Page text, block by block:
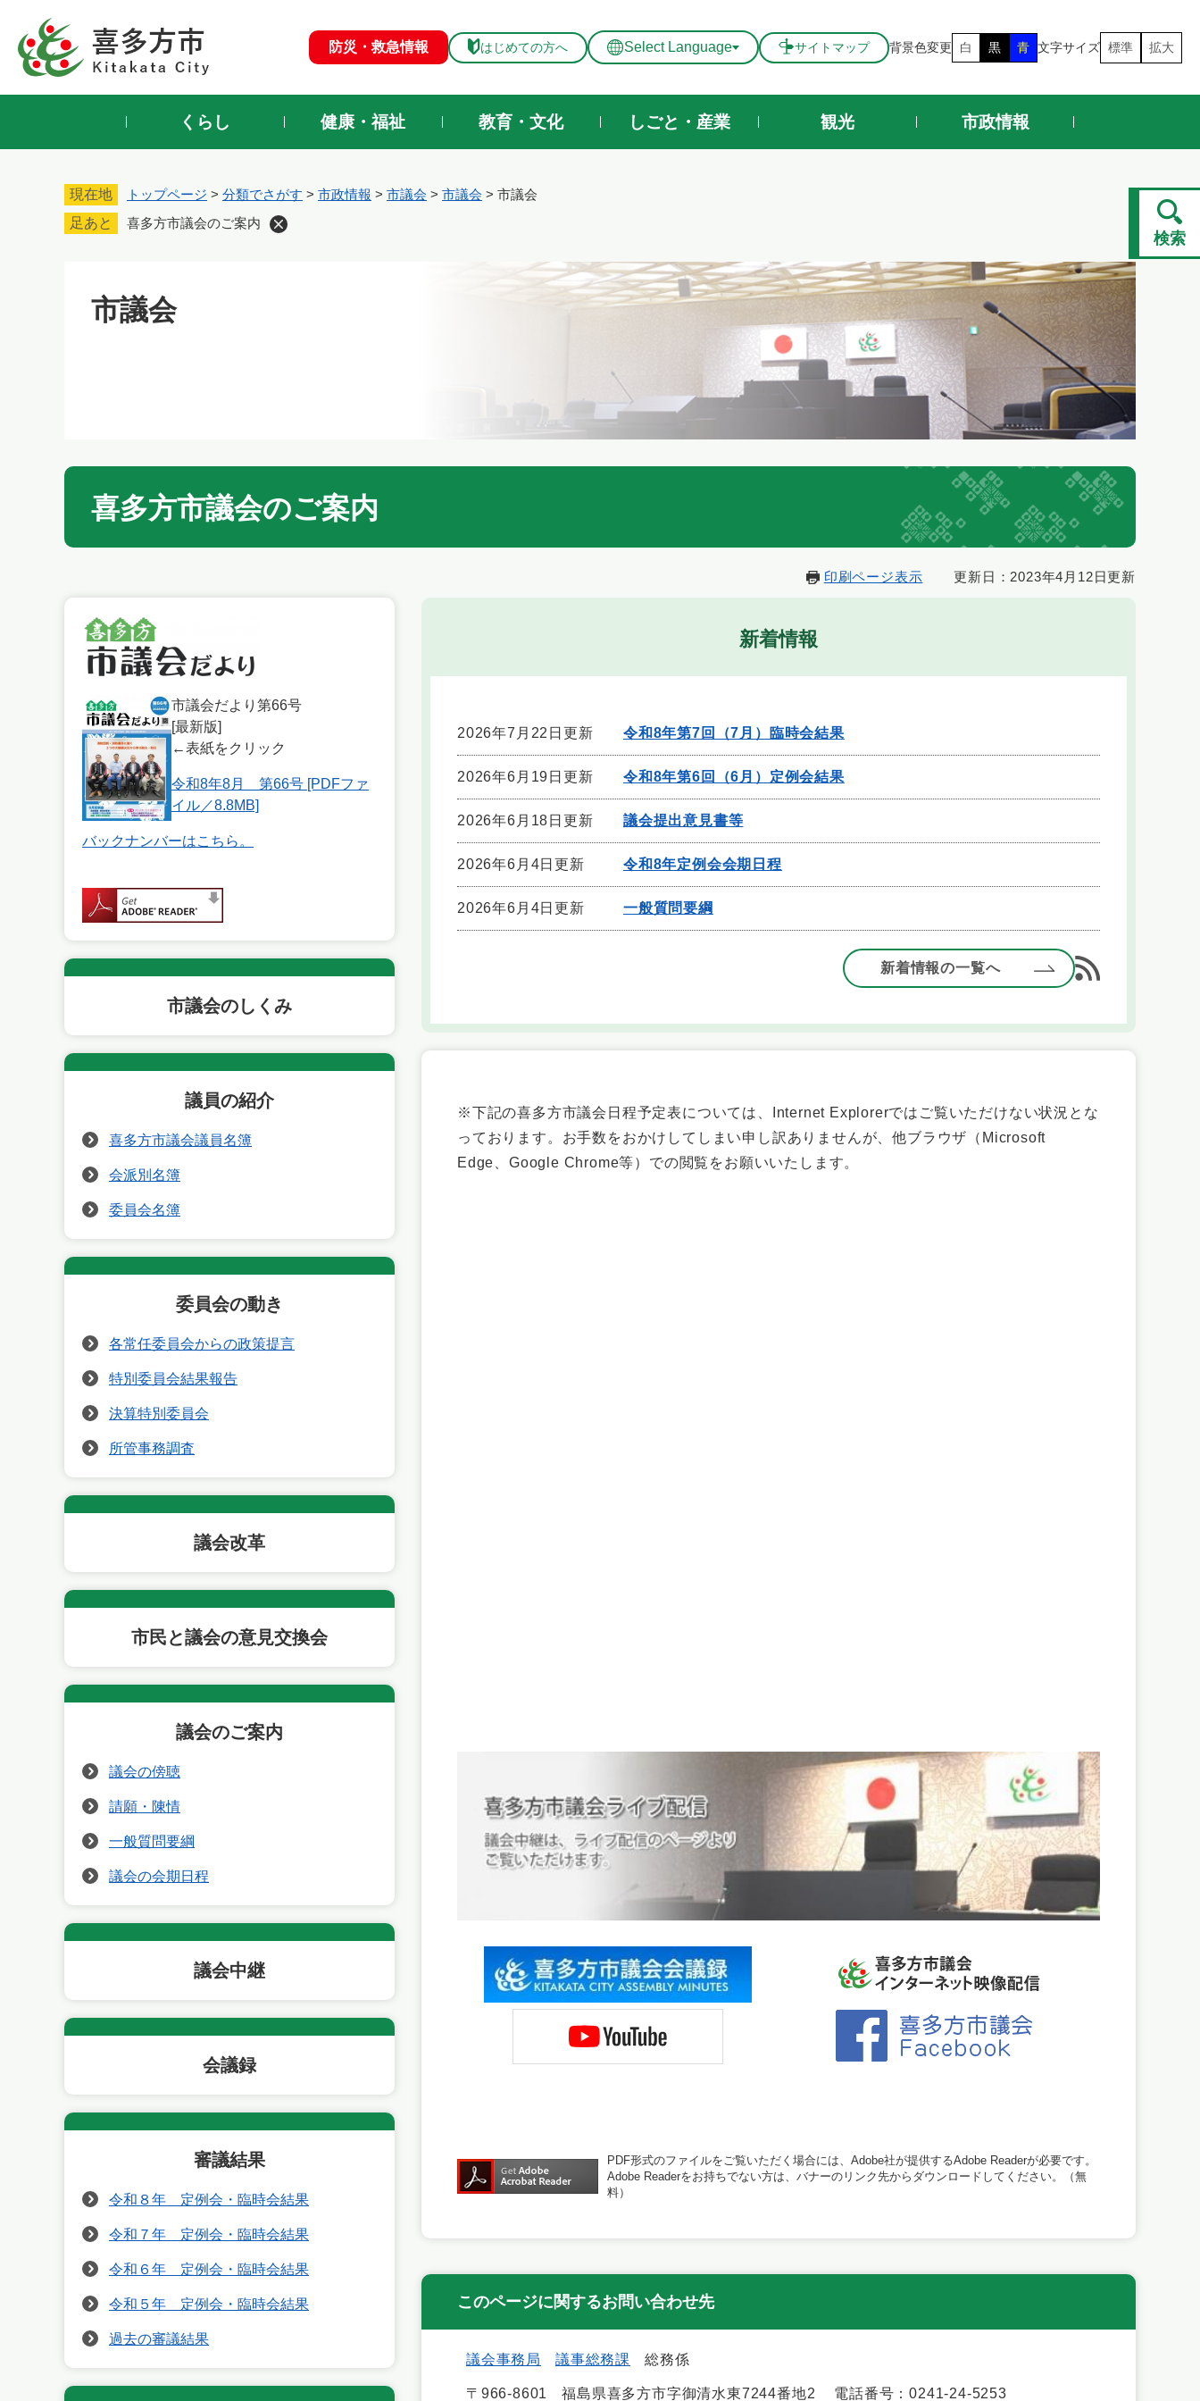
先
防災・救急情報 はじめての方へ Select Language サイトマップ 背景色変更 白 黒 青 文字サイズ 標準 拡大
くらし 健康・福祉 教育・文化 しごと・産業 観光 市政情報
現在地 トップページ > 分類でさがす > 市政情報 > 市議会 > 市議会 > 市議会
足あと
喜多方市議会のご案内
市議会
喜多方市議会のご案内
印刷ページ表示 更新日：2023年4月12日更新
新着情報
2026年7月22日更新 令和8年第7回（7月）臨時会結果
2026年6月19日更新 令和8年第6回（6月）定例会結果
2026年6月18日更新 議会提出意見書等
2026年6月4日更新 令和8年定例会会期日程
2026年6月4日更新 一般質問要綱
新着情報の一覧へ
※下記の喜多方市議会日程予定表については、Internet Explorerではご覧いただけない状況とな
っております。お手数をおかけしてしまい申し訳ありませんが、他ブラウザ（Microsoft
Edge、Google Chrome等）での閲覧をお願いいたします。
PDF形式のファイルをご覧いただく場合には、Adobe社が提供するAdobe Readerが必要です。
Adobe Readerをお持ちでない方は、バナーのリンク先からダウンロードしてください。（無
料）
このページに関するお問い合わせ先
議会事務局 議事総務課 総務係
〒966-8601 福島県喜多方市字御清水東7244番地2 電話番号：0241-24-5253
市議会だより第66号
[最新版]
←表紙をクリック
令和8年8月 第66号 [PDFファ
イル／8.8MB]
バックナンバーはこちら。
市議会のしくみ
議員の紹介
喜多方市議会議員名簿
会派別名簿
委員会名簿
委員会の動き
各常任委員会からの政策提言
特別委員会結果報告
決算特別委員会
所管事務調査
議会改革
市民と議会の意見交換会
議会のご案内
議会の傍聴
請願・陳情
一般質問要綱
議会の会期日程
議会中継
会議録
審議結果
令和８年 定例会・臨時会結果
令和７年 定例会・臨時会結果
令和６年 定例会・臨時会結果
令和５年 定例会・臨時会結果
過去の審議結果
検索